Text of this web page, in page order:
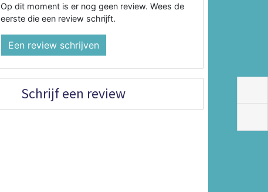
Op dit moment is er nog geen review. Wees de
eerste die een review schrijft.
Een review schrijven
Schrijf een review